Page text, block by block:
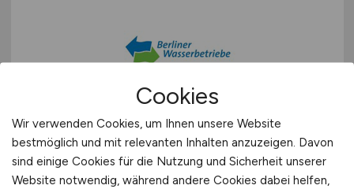
Mitarbeiter:in von
Spezialfahrzeugen in der
Inspektion - Region Tempelhof /
Cookies
Wir verwenden Cookies, um Ihnen unsere Website
bestmöglich und mit relevanten Inhalten anzuzeigen. Davon
sind einige Cookies für die Nutzung und Sicherheit unserer
Website notwendig, während andere Cookies dabei helfen,